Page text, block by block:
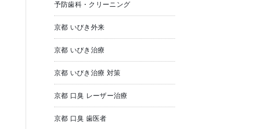
予防歯科・クリーニング
京都 いびき外来
京都 いびき治療
京都 いびき治療 対策
京都 口臭 レーザー治療
京都 口臭 歯医者